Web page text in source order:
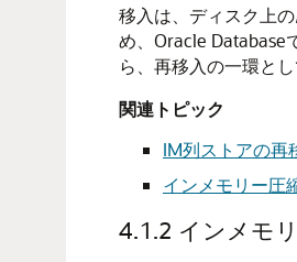
移入は、ディスク上の
め、Oracle Database
ら、再移入の一環と
関連トピック
IM列ストアの再
インメモリー圧
4.1.2 インメモ